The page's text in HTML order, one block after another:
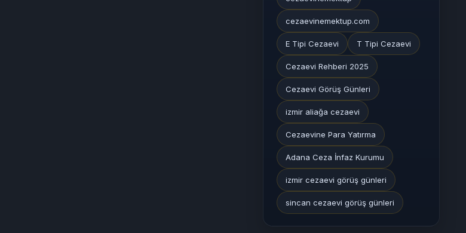
cezaevinemektup.com
E Tipi Cezaevi T Tipi Cezaevi
Cezaevi Rehberi 2025
Cezaevi Görüş Günleri
izmir aliağa cezaevi
Cezaevine Para Yatırma
Adana Ceza İnfaz Kurumu
izmir cezaevi görüş günleri
sincan cezaevi görüş günleri